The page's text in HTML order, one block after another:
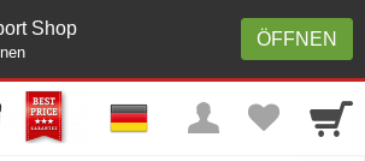
ÖFFNEN
Shop